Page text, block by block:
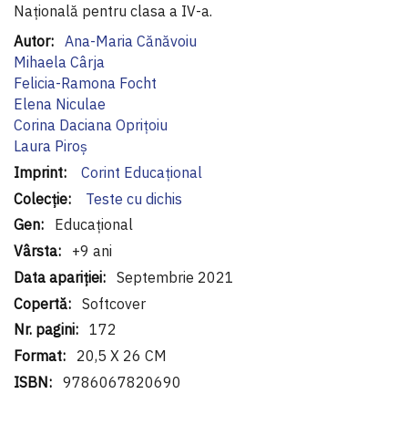
Națională pentru clasa a IV-a.
Informaţii
suplimentare
Ana-Maria Cănăvoiu
Mihaela Cârja
Felicia-Ramona Focht
Elena Niculae
Corina Daciana Oprițoiu
Laura Piroș
Corint Educaţional
Teste cu dichis
Educațional
+9 ani
Septembrie 2021
Softcover
172
20,5 X 26 CM
9786067820690